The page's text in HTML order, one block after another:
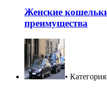
Женские
преимущества
• Категория: